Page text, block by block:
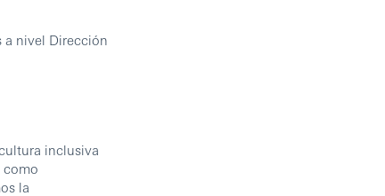
nivel Dirección
inclusiva
como
la